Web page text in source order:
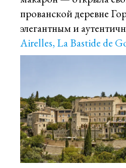
прованской деревне
элегантным и
Airelles, La Bastide de